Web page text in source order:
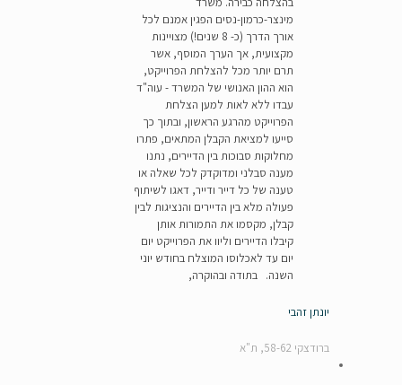
מינצר-כרמון-נסים הפגין אמנם לכל
אורך הדרך (כ- 8 שנים!) מצויינות
מקצועית, אך הערך המוסף, אשר
תרם יותר מכל להצלחת הפרוייקט,
הוא ההון האנושי של המשרד - עוה"ד
עבדו ללא לאות למען הצלחת
הפרוייקט מהרגע הראשון, ובתוך כך
סייעו למציאת הקבלן המתאים, פתרו
מחלוקות סבוכות בין הדיירים, נתנו
מענה סבלני ומדוקדק לכל שאלה או
טענה של כל דייר ודייר, דאגו לשיתוף
פעולה מלא בין הדיירים והנציגות לבין
קבלן, מקסמו את התמורות אותן
קיבלו הדיירים וליוו את הפרוייקט יום
יום עד לאכלוסו המוצלח בחודש יוני
השנה. בתודה ובהוקרה,
יונתן זהבי
ברודצקי 58-62, ת"א